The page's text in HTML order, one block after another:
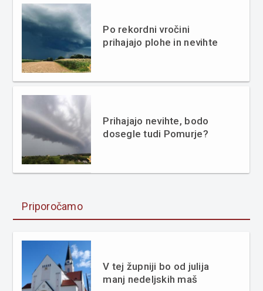
Po rekordni vročini
prihajajo plohe in nevihte
Prihajajo nevihte, bodo
dosegle tudi Pomurje?
Priporočamo
V tej župniji bo od julija
manj nedeljskih maš